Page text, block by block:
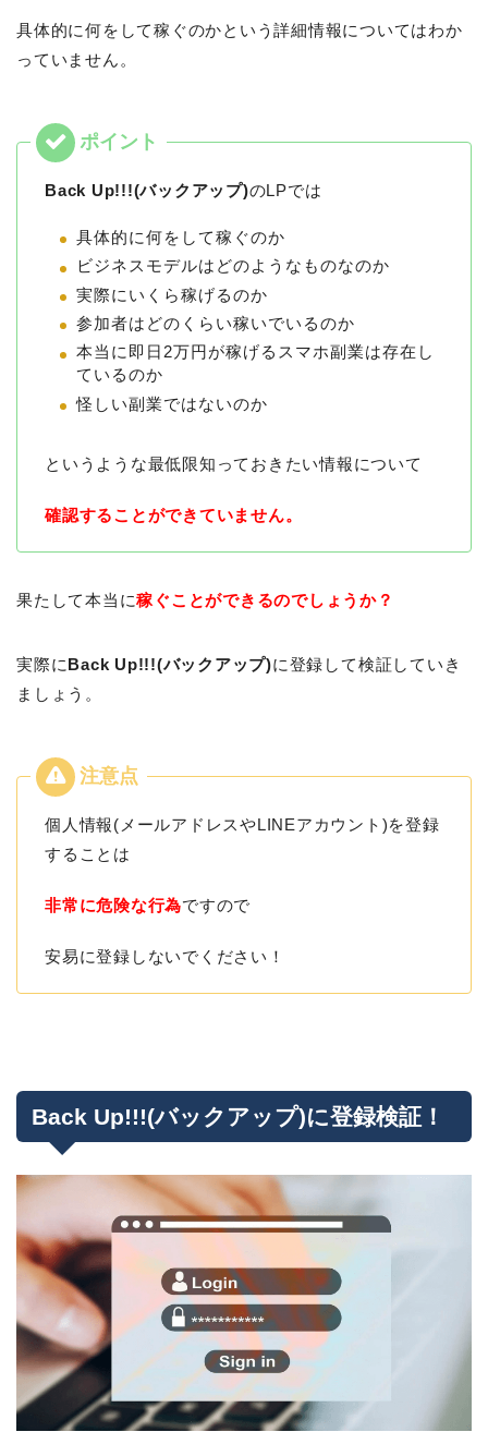
具体的に何をして稼ぐのかという詳細情報についてはわか
っていません。
Back Up!!!(バックアップ)のLPでは
具体的に何をして稼ぐのか
ビジネスモデルはどのようなものなのか
実際にいくら稼げるのか
参加者はどのくらい稼いでいるのか
本当に即日2万円が稼げるスマホ副業は存在し
ているのか
怪しい副業ではないのか
というような最低限知っておきたい情報について
確認することができていません。
果たして本当に稼ぐことができるのでしょうか？
実際にBack Up!!!(バックアップ)に登録して検証していき
ましょう。
個人情報(メールアドレスやLINEアカウント)を登録
することは
非常に危険な行為ですので
安易に登録しないでください！
Back Up!!!(バックアップ)に登録検証！